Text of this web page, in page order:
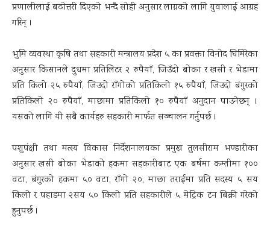
प्रणालीलाई बढोत्तरी दिएको भन्दै सोही अनुसार लाग्नको लागि युवालाई आग्रह
गरिन् ।
भुमि व्यवस्था कृषि तथा सहकारी मन्त्रालय प्रदेश ५ का प्रवक्ता विनोद घिमिरेका
अनुसार किसानले दुधमा प्रतिलिटर २ रुपैयाँ, जिउँदो बोका र खसी र भेडामा
प्रति किलो २५ रुपैयाँ, जिउदो राँगोको प्रतिकिलो १५ रुपैयाँ, जिउदो बंगुरको
प्रतिकिलो २० रुपैयाँ, माछामा प्रतिकिलो १० रुपैयाँ अनुदान पाउनेछन् ।
यसको लागि यी सबै कार्यहरु सहकारी मार्फत सञ्चालन गर्नुपर्छ ।
पशुपंक्षी तथा मत्स्य विकास निर्देशनालयका प्रमुख तुलसीराम भण्डारीका
अनुसार खसी बोका भेडाको हकमा सहकारीबाट एक बर्षमा कम्तीमा १००
वटा, बंगुरको हकमा ५० वटा, राँगो २०, माछा तराईमा प्रति सदस्य ५ सय
किलो र पहाडमा २सय ५० किलो प्रति सहकारीले ५ मेट्रिक टन बिक्री गरेको
हुनुपर्छ ।